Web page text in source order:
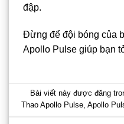
đập.
Đừng để đội bóng của
Apollo Pulse giúp bạn
Bài viết này được đăng
Thao Apollo Pulse, Apollo